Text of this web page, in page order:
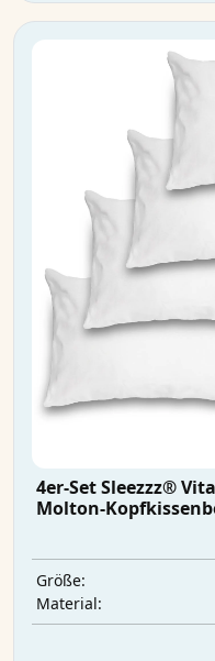
4er-Set Sleezzz®
Molton-
Größe:
Material: